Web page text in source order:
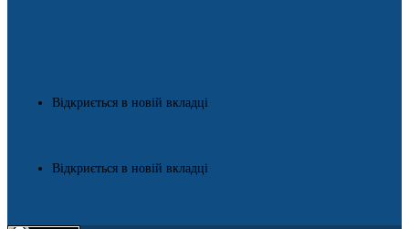
Відкриється в новій вкладці
Відкриється в новій вкладці